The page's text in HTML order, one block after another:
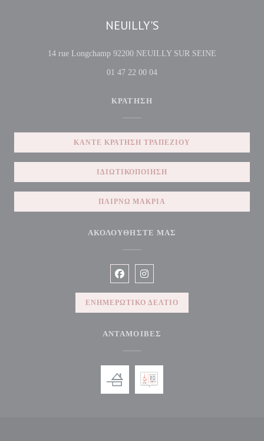
NEUILLY'S
14 rue Longchamp 92200 NEUILLY SUR SEINE
01 47 22 00 04
ΚΡΆΤΗΣΗ
ΚΆΝΤΕ ΚΡΆΤΗΣΗ ΤΡΑΠΕΖΙΟΎ
ΙΔΙΩΤΙΚΟΠΟΊΗΣΗ
ΠΑΊΡΝΩ ΜΑΚΡΙΆ
ΑΚΟΛΟΥΘΉΣΤΕ ΜΑΣ
Facebook ((ανοίγει σε νέο παράθυρο))
Instagram ((ανοίγει σε νέο
ΕΝΗΜΕΡΩΤΙΚΌ ΔΕΛΤΊΟ
ΑΝΤΑΜΟΙΒΈΣ